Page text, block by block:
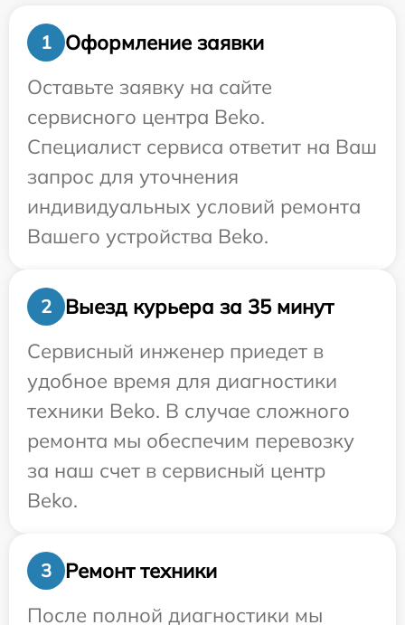
1
Оформление заявки
Оставьте заявку на сайте
сервисного центра Beko.
Специалист сервиса ответит на Ваш
запрос для уточнения
индивидуальных условий ремонта
Вашего устройства Beko.
2
Выезд курьера за 35 минут
Сервисный инженер приедет в
удобное время для диагностики
техники Beko. В случае сложного
ремонта мы обеспечим перевозку
за наш счет в сервисный центр
Beko.
3
Ремонт техники
После полной диагностики мы